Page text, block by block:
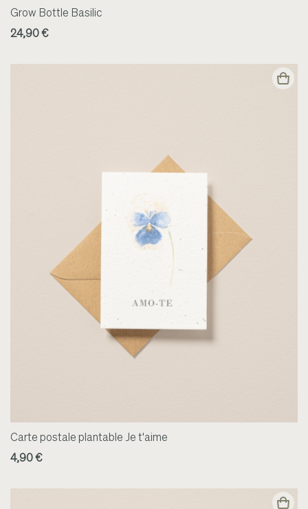
Grow Bottle Basilic
24,90 €
Carte postale plantable Je t'aime
4,90 €